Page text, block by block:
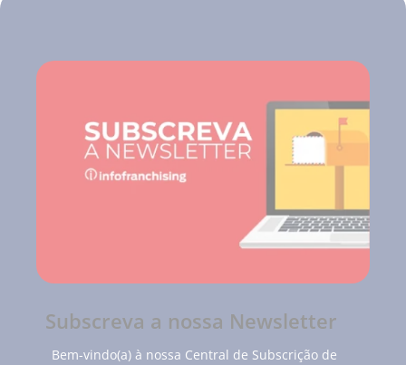
Subscreva a nossa Newsletter
Bem-vindo(a) à nossa Central de Subscrição de